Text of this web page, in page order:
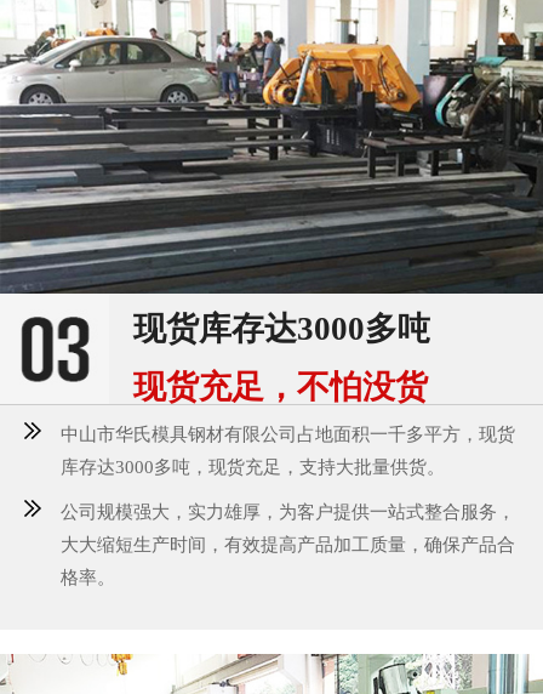
现货库存达3000多吨
现货充足，不怕没货
中山市华氏模具钢材有限公司占地面积一千多平方，现货
库存达3000多吨，现货充足，支持大批量供货。
公司规模强大，实力雄厚，为客户提供一站式整合服务，
大大缩短生产时间，有效提高产品加工质量，确保产品合
格率。